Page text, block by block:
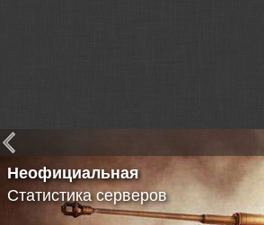
Неофициальная
Статистика серверов